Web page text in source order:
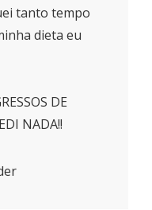
tanto tempo
dieta eu
DE
NADA!!